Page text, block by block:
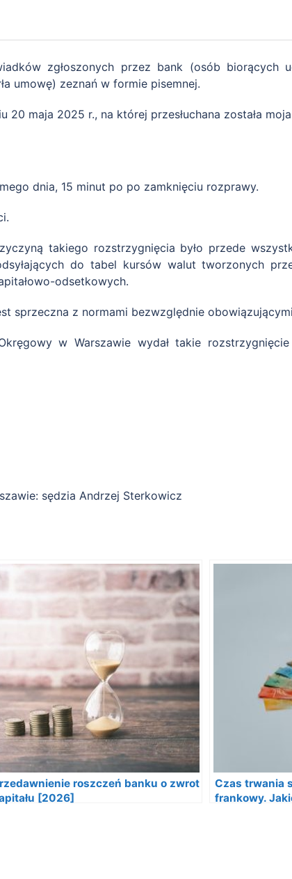
zgłoszonych przez bank (osób biorących
umowę) zeznań w formie pisemnej.
20 maja 2025 r., na której przesłuchana została
dnia, 15 minut po po zamknięciu rozprawy.
takiego rozstrzygnięcia było przede
do tabel kursów walut tworzonych
odsetkowych.
sprzeczna z normami bezwzględnie
w Warszawie wydał takie
sędzia Andrzej Sterkowicz
roszczeń banku o zwrot
[2026]
Czas trwania
frankowy.